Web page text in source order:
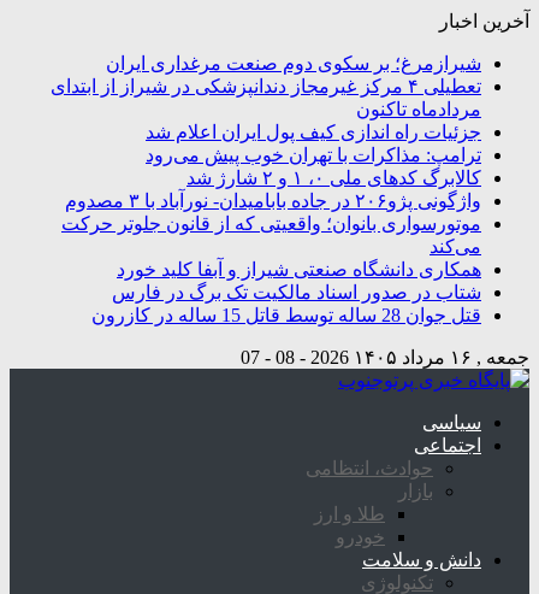
آخرین اخبار
شیرازمرغ؛ بر سکوی دوم صنعت مرغداری ایران
تعطیلی ۴ مرکز غیرمجاز دندانپزشکی در شیراز از ابتدای
مردادماه تاکنون
جزئیات راه اندازی کیف پول ایران اعلام شد
ترامپ: مذاکرات با تهران خوب پیش می‌رود
کالابرگ کدهای ملی ۰، ۱ و ۲ شارژ شد
واژگونی پژو۲۰۶ در جاده بابامیدان- نورآباد با ۳ مصدوم
موتورسواری بانوان؛ واقعیتی که از قانون جلوتر حرکت
می‌کند
همکاری دانشگاه صنعتی شیراز و آبفا کلید خورد
شتاب در صدور اسناد مالکیت تک برگ در فارس
قتل جوان 28 ساله توسط قاتل 15 ساله در کازرون
جمعه , ۱۶ مرداد ۱۴۰۵ 2026 - 08 - 07
سیاسی
اجتماعی
حوادث، انتظامی
بازار
طلا و ارز
خودرو
دانش و سلامت
تکنولوژی